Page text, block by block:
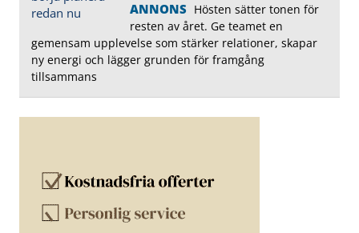
ANNONS Hösten sätter tonen för
resten av året. Ge teamet en
gemensam upplevelse som stärker relationer, skapar
ny energi och lägger grunden för framgång
tillsammans